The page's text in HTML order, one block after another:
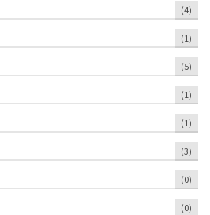
(4)
(1)
(5)
(1)
(1)
(3)
(0)
(0)